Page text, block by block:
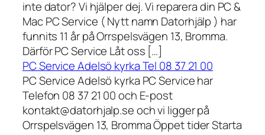
inte dator? Vi hjälper dej. Vi reparera din PC &
Mac PC Service ( Nytt namn Datorhjälp ) har
funnits 11 år på Orrspelsvägen 13, Bromma.
Därför PC Service Låt oss […]
PC Service Adelsö kyrka Tel 08 37 21 00
PC Service Adelsö kyrka PC Service har
Telefon 08 37 21 00 och E-post
kontakt@datorhjalp.se och vi ligger på
Orrspelsvägen 13, Bromma Öppet tider Starta